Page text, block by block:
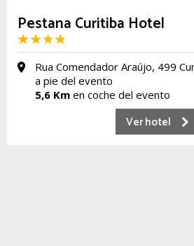
Pestana Curitiba Hotel
Rua Comendador Araújo, 499
a pie del evento
5,6 Km en coche del evento
Ver hotel